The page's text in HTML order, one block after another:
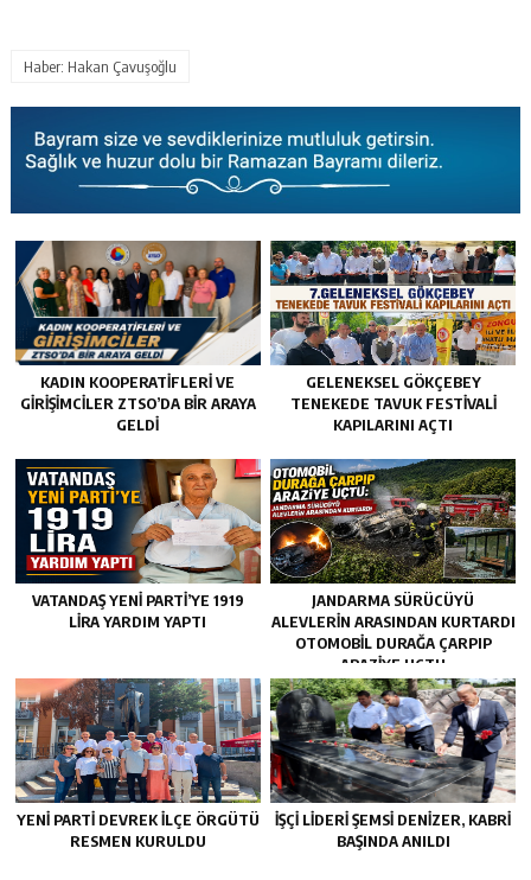
Haber: Hakan Çavuşoğlu
KADIN KOOPERATİFLERİ VE
GİRİŞİMCİLER ZTSO’DA BİR ARAYA
GELDİ
GELENEKSEL GÖKÇEBEY
TENEKEDE TAVUK FESTIVALI
KAPILARINI AÇTI
VATANDAŞ YENİ PARTİ’YE 1919
LİRA YARDIM YAPTI
JANDARMA SÜRÜCÜYÜ
ALEVLERIN ARASINDAN KURTARDI
OTOMOBIL DURAĞA ÇARPIP
ARAZIYE UÇTU
YENİ PARTİ DEVREK İLÇE ÖRGÜTÜ
RESMEN KURULDU
İŞÇİ LİDERİ ŞEMSİ DENİZER, KABRİ
BAŞINDA ANILDI